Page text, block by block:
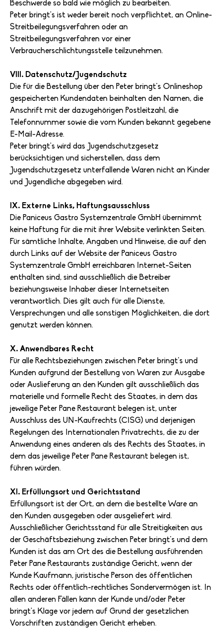
Beschwerde so bald wie möglich zu bearbeiten.
Peter bringt's ist weder bereit noch verpflichtet, an Online-
Streitbeilegungsverfahren oder an
Streitbeilegungsverfahren vor einer
Verbraucherschlichtungsstelle teilzunehmen.
VIII. Datenschutz/Jugendschutz
Die für die Bestellung über den Peter bringt's Onlineshop
gespeicherten Kundendaten beinhalten den Namen, die
Anschrift mit der dazugehörigen Postleitzahl, die
Telefonnummer sowie die vom Kunden bekannt gegebene
E-Mail-Adresse.
Peter bringt's wird das Jugendschutzgesetz
berücksichtigen und sicherstellen, dass dem
Jugendschutzgesetz unterfallende Waren nicht an Kinder
und Jugendliche abgegeben wird.
IX. Externe Links, Haftungsausschluss
Die Paniceus Gastro Systemzentrale GmbH übernimmt
keine Haftung für die mit ihrer Website verlinkten Seiten.
Für sämtliche Inhalte, Angaben und Hinweise, die auf den
durch Links auf der Website der Paniceus Gastro
Systemzentrale GmbH erreichbaren Internet-Seiten
enthalten sind, sind ausschließlich die Betreiber
beziehungsweise Inhaber dieser Internetseiten
verantwortlich. Dies gilt auch für alle Dienste,
Versprechungen und alle sonstigen Möglichkeiten, die dort
genutzt werden können.
X. Anwendbares Recht
Für alle Rechtsbeziehungen zwischen Peter bringt's und
Kunden aufgrund der Bestellung von Waren zur Ausgabe
oder Auslieferung an den Kunden gilt ausschließlich das
materielle und formelle Recht des Staates, in dem das
jeweilige Peter Pane Restaurant belegen ist, unter
Ausschluss des UN-Kaufrechts (CISG) und derjenigen
Regelungen des Internationalen Privatrechts, die zu der
Anwendung eines anderen als des Rechts des Staates, in
dem das jeweilige Peter Pane Restaurant belegen ist,
führen würden.
XI. Erfüllungsort und Gerichtsstand
Erfüllungsort ist der Ort, an dem die bestellte Ware an
den Kunden ausgegeben oder ausgeliefert wird.
Ausschließlicher Gerichtsstand für alle Streitigkeiten aus
der Geschäftsbeziehung zwischen Peter bringt's und dem
Kunden ist das am Ort des die Bestellung ausführenden
Peter Pane Restaurants zuständige Gericht, wenn der
Kunde Kaufmann, juristische Person des öffentlichen
Rechts oder öffentlich-rechtliches Sondervermögen ist. In
allen anderen Fällen kann der Kunde und/oder Peter
bringt's Klage vor jedem auf Grund der gesetzlichen
Vorschriften zuständigen Gericht erheben.